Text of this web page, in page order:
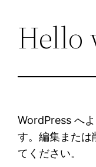
Hello
WordPress へ
す。編集または
てください。